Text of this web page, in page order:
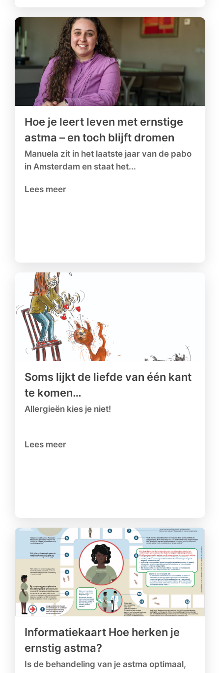
Hoe je leert leven met ernstige
astma – en toch blijft dromen
Manuela zit in het laatste jaar van de pabo
in Amsterdam en staat het...
Lees meer
Soms lijkt de liefde van één kant
te komen…
Allergieën kies je niet!
Lees meer
Informatiekaart Hoe herken je
ernstig astma?
Is de behandeling van je astma optimaal,